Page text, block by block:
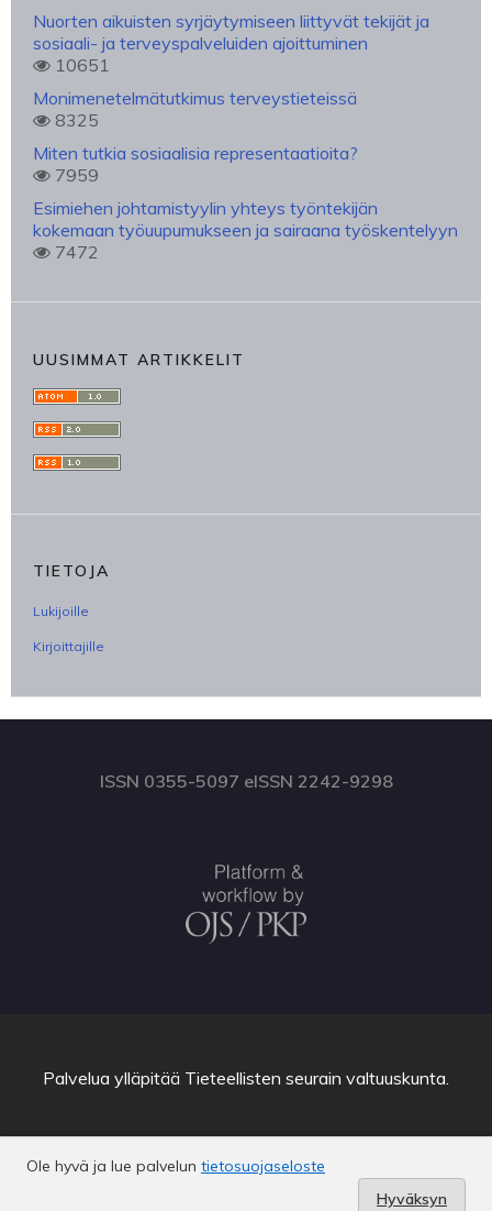
Nuorten aikuisten syrjäytymiseen liittyvät tekijät ja
sosiaali- ja terveyspalveluiden ajoittuminen
10651
Monimenetelmätutkimus terveystieteissä
8325
Miten tutkia sosiaalisia representaatioita?
7959
Esimiehen johtamistyylin yhteys työntekijän
kokemaan työuupumukseen ja sairaana työskentelyyn
7472
UUSIMMAT ARTIKKELIT
TIETOJA
Lukijoille
Kirjoittajille
ISSN 0355-5097 eISSN 2242-9298
Ole hyvä ja lue palvelun tietosuojaseloste
Hyväksyn
Palvelua ylläpitää Tieteellisten seurain valtuuskunta